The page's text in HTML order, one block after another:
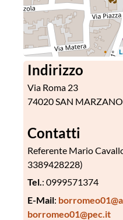
Indirizzo
Via Roma 23
74020 SAN
Contatti
Referente Mario
3389428228)
Tel.: 0999571374
E-Mail:
borromeo01@pec.it